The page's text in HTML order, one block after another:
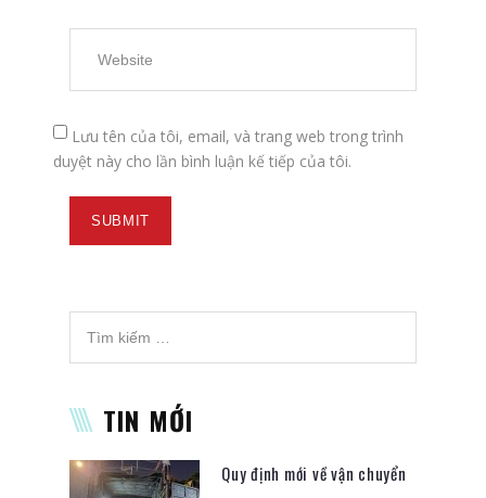
Lưu tên của tôi, email, và trang web trong trình
duyệt này cho lần bình luận kế tiếp của tôi.
TIN MỚI
Quy định mới về vận chuyển